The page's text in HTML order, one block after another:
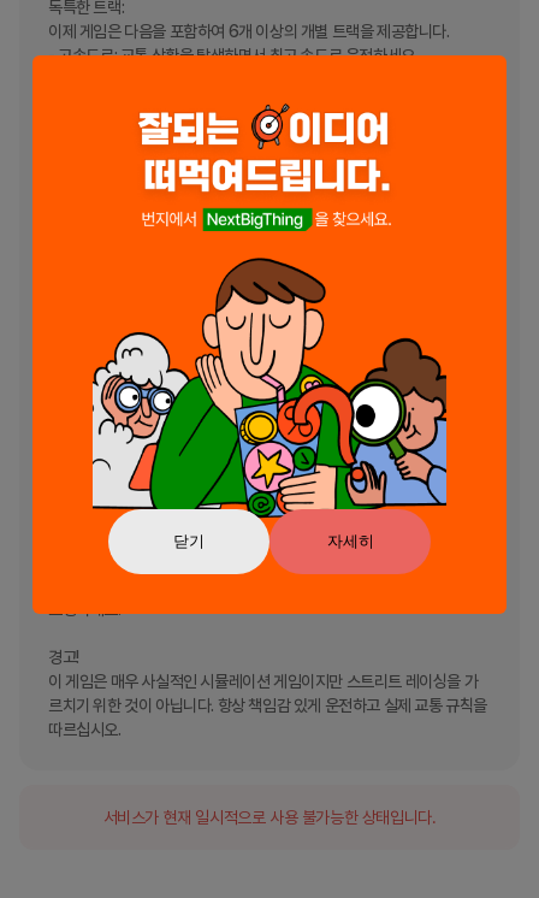
닫기 자세히
독특한 트랙:
이제 게임은 다음을 포함하여 6개 이상의 개별 트랙을 제공합니다.
- 고속도로: 교통 상황을 탐색하면서 최고 속도로 운전하세요.
- 겨울 트랙: 악천후 속에서 얼어붙은 도로를 정복하세요.
- 바이에른 알프스: 숨막히는 전경을 감상하며 구불구불한 산악 도로에서
운전 실력을 시험해 보세요.
- 드래그 트랙: 전용 드래그 레이싱 트랙에서 자동차의 한계를 뛰어넘으세
- 매우 상세한 자동차와 환경을 갖춘 놀라운 현대 그래픽.
- 몰입감 넘치는 운전 경험을 위한 현실적인 자동차 물리학.
- 역동적인 낮과 밤의 주기 및 날씨 변화.
- 맞춤화 및 튜닝 옵션을 갖춘 전설적인 독일 자동차입니다.
- 다양한 카메라 뷰: 내부, 1인칭, 영화 각도.
- 진행 상황을 보존하기 위해 자동 클라우드 저장이 가능합니다.
여행을 시작하세요:
가속하고, 드리프트하고, 경주하여 성공을 향해 나아가세요. 교통 상황을
추월하고, 도전 과제를 완료하고, 새로운 자동차, 트랙, 게임 기능을 잠금
해제하여 포인트를 획득하세요. 캐주얼 아케이드부터 숙련된 운전자를
경고!
이 게임은 매우 사실적인 시뮬레이션 게임이지만 스트리트 레이싱을 가
르치기 위한 것이 아닙니다. 항상 책임감 있게 운전하고 실제 교통 규칙을
따르십시오.
서비스가 현재 일시적으로 사용 불가능한 상태입니다.